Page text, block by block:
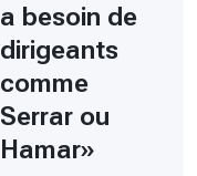
a besoin de
dirigeants
comme
Serrar ou
Hamar»